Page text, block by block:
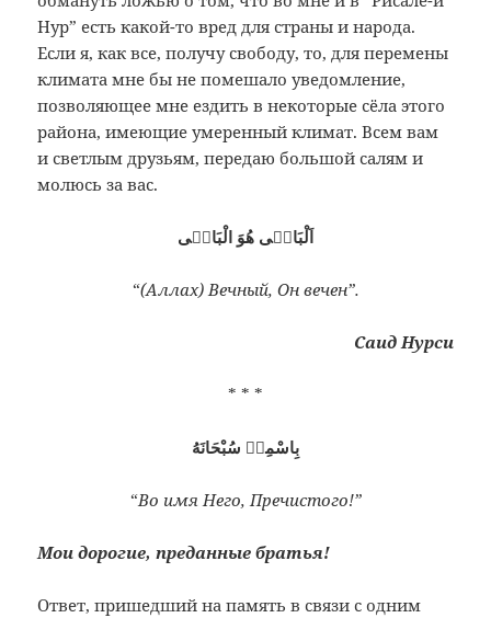
Нур” есть какой-то вред для страны и народа.
Если я, как все, получу свободу, то, для перемены
климата мне бы не помешало уведомление,
позволяющее мне ездить в некоторые сёла этого
района, имеющие умеренный климат. Всем вам
и светлым друзьям, передаю большой салям и
молюсь за вас.
اَلْبَاقٖى هُوَ الْبَاقٖى
“(Аллах) Вечный, Он вечен”.
Саид Нурси
* * *
بِاسْمِهٖ سُبْحَانَهُ
“Во имя Него, Пречистого!”
Мои дорогие, преданные братья!
Ответ, пришедший на память в связи с одним